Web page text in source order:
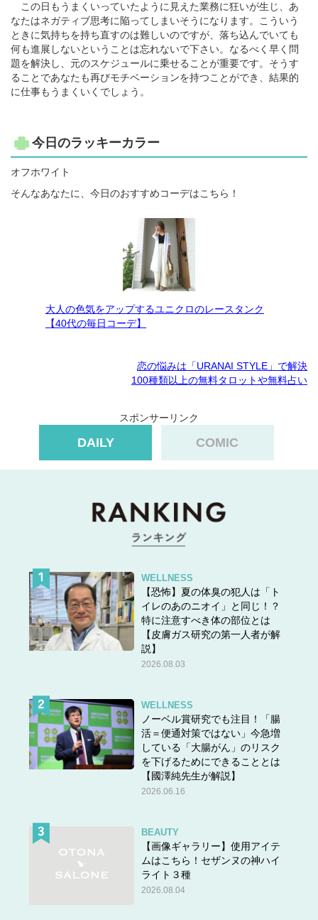
この日もうまくいっていたように見えた業務に狂いが生じ、あ
なたはネガティブ思考に陥ってしまいそうになります。こういう
ときに気持ちを持ち直すのは難しいのですが、落ち込んでいても
何も進展しないということは忘れないで下さい。なるべく早く問
題を解決し、元のスケジュールに乗せることが重要です。そうす
ることであなたも再びモチベーションを持つことができ、結果的
に仕事もうまくいくでしょう。
今日のラッキーカラー
オフホワイト
そんなあなたに、今日のおすすめコーデはこちら！
大人の色気をアップするユニクロのレースタンク
【40代の毎日コーデ】
恋の悩みは「URANAI STYLE」で解決
100種類以上の無料タロットや無料占い
スポンサーリンク
DAILY COMIC
WELLNESS
【恐怖】夏の体臭の犯人は「ト
イレのあのニオイ」と同じ！？
特に注意すべき体の部位とは
【皮膚ガス研究の第一人者が解
説】
2026.08.03
WELLNESS
ノーベル賞研究でも注目！「腸
活＝便通対策ではない」今急増
している「大腸がん」のリスク
を下げるためにできることとは
【國澤純先生が解説】
2026.06.16
BEAUTY
【画像ギャラリー】使用アイテ
ムはこちら！セザンヌの神ハイ
ライト３種
2026.08.04